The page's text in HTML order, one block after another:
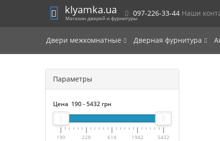
klyamka.ua
Магазин дверей и фурнитуры
097-226-33-44 Наши
Двери межкомнатные Дверная фурнитура
Параметры
Цена 190-5432 грн
190 228 614 1942 5432